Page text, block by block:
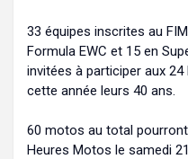
33 équipes inscrites au
Formula EWC et 15 en
invitées à participer aux
cette année leurs 40 ans.
60 motos au total
Heures Motos le samedi